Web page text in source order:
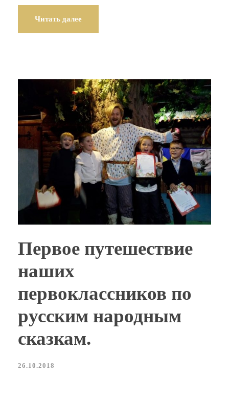
Читать далее
Первое путешествие
наших
первоклассников по
русским народным
сказкам.
26.10.2018